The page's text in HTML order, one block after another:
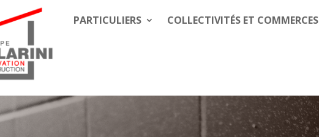
PARTICULIERS COLLECTIVITÉS ET COMMERCES